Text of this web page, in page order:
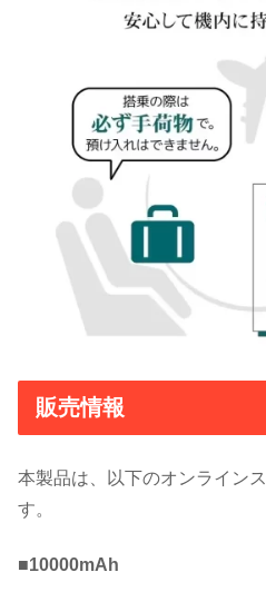
販売情報
本製品は、以下のオンライン
す。
■10000mAh